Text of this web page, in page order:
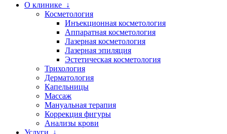
О клинике ↓
Косметология
Инъекционная косметология
Аппаратная косметология
Лазерная косметология
Лазерная эпиляция
Эстетическая косметология
Трихология
Дерматология
Капельницы
Массаж
Мануальная терапия
Коррекция фигуры
Анализы крови
Услуги ↓